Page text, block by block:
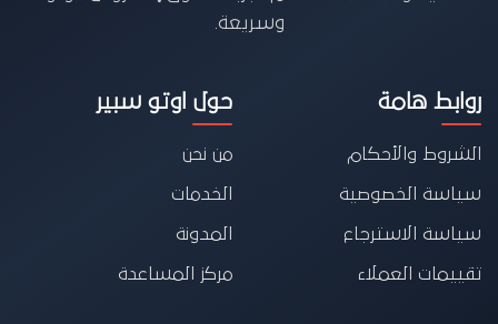
وسريعة.
روابط هامة
الشروط والأحكام
سياسة الخصوصية
سياسة الاسترجاع
تقييمات العملاء
حول اوتو سبير
من نحن
الخدمات
المدونة
مركز المساعدة